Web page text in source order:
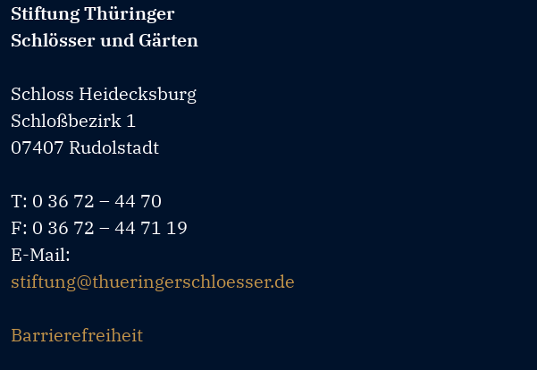
Stiftung Thüringer
Schlösser und Gärten
Schloss Heidecksburg
Schloßbezirk 1
07407 Rudolstadt
T: 0 36 72 – 44 70
F: 0 36 72 – 44 71 19
E-Mail:
stiftung@thueringerschloesser.de
Barrierefreiheit